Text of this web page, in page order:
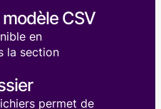
CSV
en
la section
permet de